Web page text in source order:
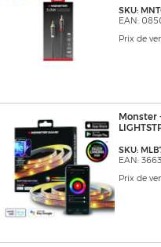
SKU:
EAN:
Prix de
Monster
SKU:
EAN:
Prix de